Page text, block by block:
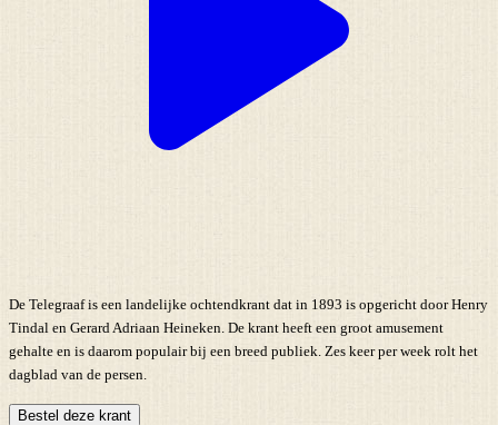
De Telegraaf is een landelijke ochtendkrant dat in 1893 is opgericht door Henry
Tindal en Gerard Adriaan Heineken. De krant heeft een groot amusement
gehalte en is daarom populair bij een breed publiek. Zes keer per week rolt het
dagblad van de persen.
Bestel deze krant